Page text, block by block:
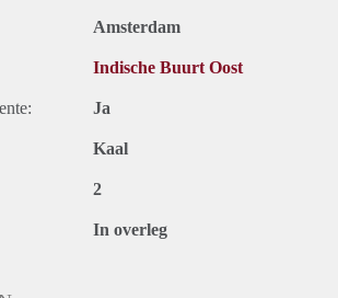
Amsterdam
Indische Buurt Oost
Ja
Kaal
2
In overleg